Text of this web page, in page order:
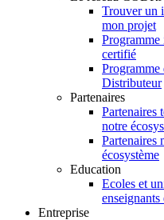
Trouver un
mon projet
Programme
certifié
Distributeur
Partenaires
Partenaires
notre
Partenaires
écosystème
Education
Ecoles et
enseignants
Entreprise